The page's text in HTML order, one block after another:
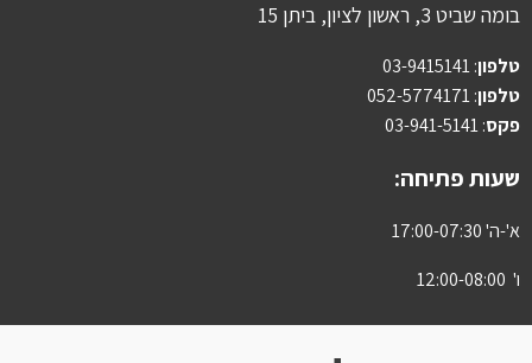
בומה שביט 3, ראשון לציון, ביתן 15
טלפון:
03-9415141
טלפון: 052-5774171
פקס: 03-941-5141
שעות פתיחה:
א'-ה' 17:00-07:30
ו' 12:00-08:00